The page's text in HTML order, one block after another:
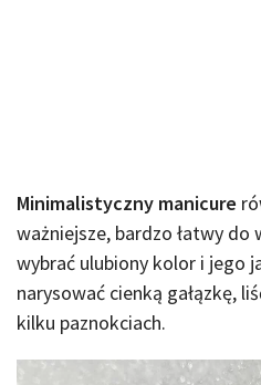
Minimalistyczny manicure
ważniejsze, bardzo łatwy do
wybrać ulubiony kolor i jego
narysować cienką gałązkę,
kilku paznokciach.